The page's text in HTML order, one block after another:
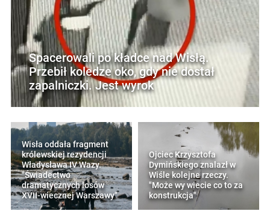
Spacerowali po kładce nad Wisłą.
Przebił koledze oko, gdy nie dostał
zapalniczki. Jest wyrok
Wisła oddała fragment
królewskiej rezydencji
Władysława IV Wazy.
"Świadectwo
dramatycznych losów
XVII-wiecznej Warszawy"
Ojciec Krzysztofa
Dymińskiego znalazł w
Wiśle kolejne rzeczy.
"Może wy wiecie co to za
konstrukcja"